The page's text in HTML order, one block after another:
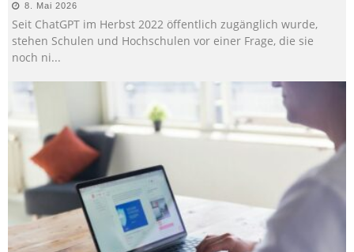
8. Mai 2026
Seit ChatGPT im Herbst 2022 öffentlich zugänglich wurde,
stehen Schulen und Hochschulen vor einer Frage, die sie
noch ni...